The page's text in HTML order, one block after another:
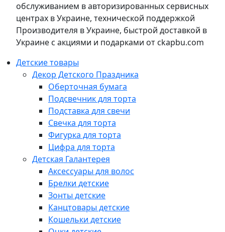
обслуживанием в авторизированных сервисных
центрах в Украине, технической поддержкой
Производителя в Украине, быстрой доставкой в
Украине с акциями и подарками от ckapbu.com
Детские товары
Декор Детского Праздника
Оберточная бумага
Подсвечник для торта
Подставка для свечи
Свечка для торта
Фигурка для торта
Цифра для торта
Детская Галантерея
Аксессуары для волос
Брелки детские
Зонты детские
Канцтовары детские
Кошельки детские